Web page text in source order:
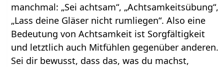
manchmal: „Sei achtsam“, „Achtsamkeitsübung“,
„Lass deine Gläser nicht rumliegen“. Also eine
Bedeutung von Achtsamkeit ist Sorgfältigkeit
und letztlich auch Mitfühlen gegenüber anderen.
Sei dir bewusst, dass das, was du machst,